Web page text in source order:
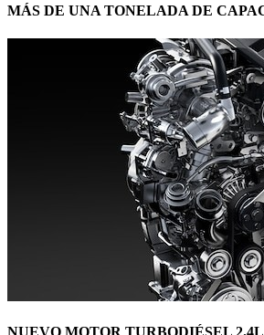
MÁS DE UNA TONELADA DE